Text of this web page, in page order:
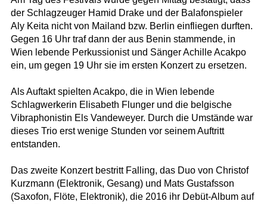
der Schlagzeuger Hamid Drake und der Balafonspieler
Aly Keita nicht von Mailand bzw. Berlin einfliegen durften.
Gegen 16 Uhr traf dann der aus Benin stammende, in
Wien lebende Perkussionist und Sänger Achille Acakpo
ein, um gegen 19 Uhr sie im ersten Konzert zu ersetzen.
Als Auftakt spielten Acakpo, die in Wien lebende
Schlagwerkerin Elisabeth Flunger und die belgische
Vibraphonistin Els Vandeweyer. Durch die Umstände war
dieses Trio erst wenige Stunden vor seinem Auftritt
entstanden.
Das zweite Konzert bestritt Falling, das Duo von Christof
Kurzmann (Elektronik, Gesang) und Mats Gustafsson
(Saxofon, Flöte, Elektronik), die 2016 ihr Debüt-Album auf